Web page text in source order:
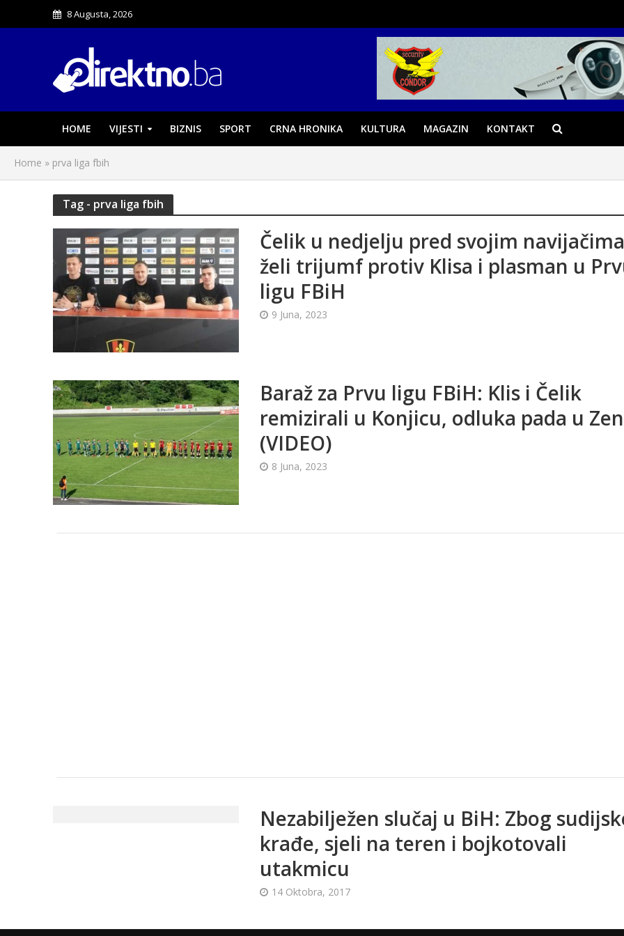
8 Augusta, 2026
HOME VIJESTI BIZNIS SPORT CRNA HRONIKA KULTURA MAGAZIN KONTAKT
Home » prva liga fbih
Tag - prva liga fbih
Čelik u nedjelju pred svojim
želi trijumf protiv Klisa i plasman u
ligu FBiH
9 Juna, 2023
Baraž za Prvu ligu FBiH: Klis i Čelik
remizirali u Konjicu, odluka pada u
(VIDEO)
8 Juna, 2023
Nezabilježen slučaj u BiH: Zbog
krađe, sjeli na teren i bojkotovali
utakmicu
14 Oktobra, 2017